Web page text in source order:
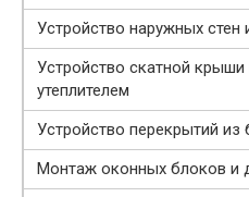
Устройство наружных стен
Устройство скатной
утеплителем
Устройство перекрытий из
Монтаж оконных блоков и